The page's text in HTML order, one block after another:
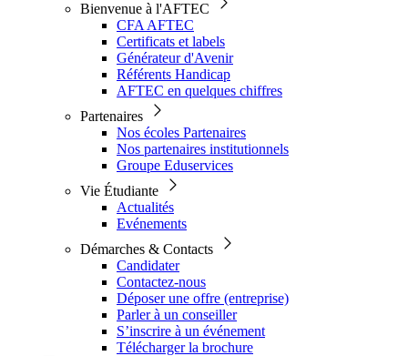
Bienvenue à l'AFTEC
CFA AFTEC
Certificats et labels
Générateur d'Avenir
Référents Handicap
AFTEC en quelques chiffres
Partenaires
Nos écoles Partenaires
Nos partenaires institutionnels
Groupe Eduservices
Vie Étudiante
Actualités
Evénements
Démarches & Contacts
Candidater
Contactez-nous
Déposer une offre (entreprise)
Parler à un conseiller
S’inscrire à un événement
Télécharger la brochure